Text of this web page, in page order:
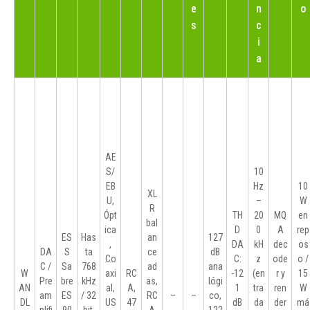
e
s
n
c
i
a
o
W
AN
DL
DA
C /
Pre
am
ES
S
Sa
bre
ES
Has
ta
768
kHz
/ 32
AE
S/
EB
U,
Ópt
ica
,
Co
axi
al,
US
RC
A,
47
XL
R
bal
an
ce
ad
as,
RC
– –
127
dB
ana
lógi
co,
TH
D
DA
C:
-12
1
dB
10
Hz
–
20
0
kH
z
(en
tra
da
MQ
A
dec
ode
r y
ren
der
10
W
en
rep
os
o /
15
W
má